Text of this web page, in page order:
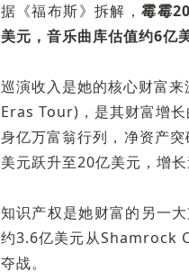
据《福布斯》拆解，霉霉
美元，音乐曲库估值约6亿
巡演收入是她的核心财富
Eras Tour)，是其财富增
身亿万富翁行列，净资产
美元跃升至20亿美元，增长
知识产权是她财富的另一
约3.6亿美元从Shamrock
夺战。